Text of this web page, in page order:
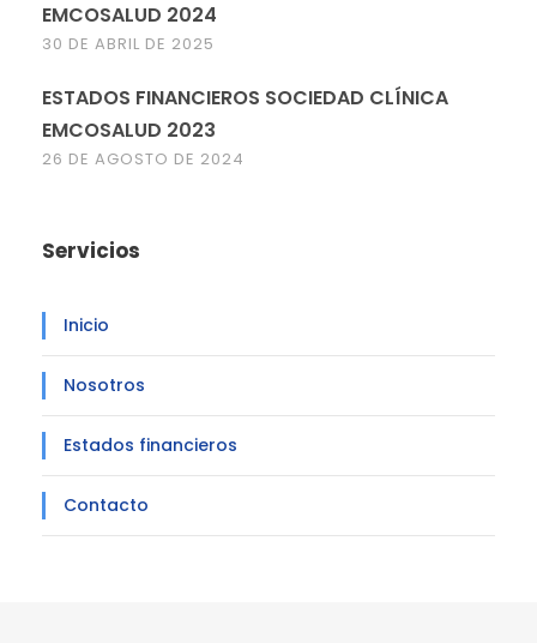
EMCOSALUD 2024
30 DE ABRIL DE 2025
ESTADOS FINANCIEROS SOCIEDAD CLÍNICA
EMCOSALUD 2023
26 DE AGOSTO DE 2024
Servicios
Inicio
Nosotros
Estados financieros
Contacto